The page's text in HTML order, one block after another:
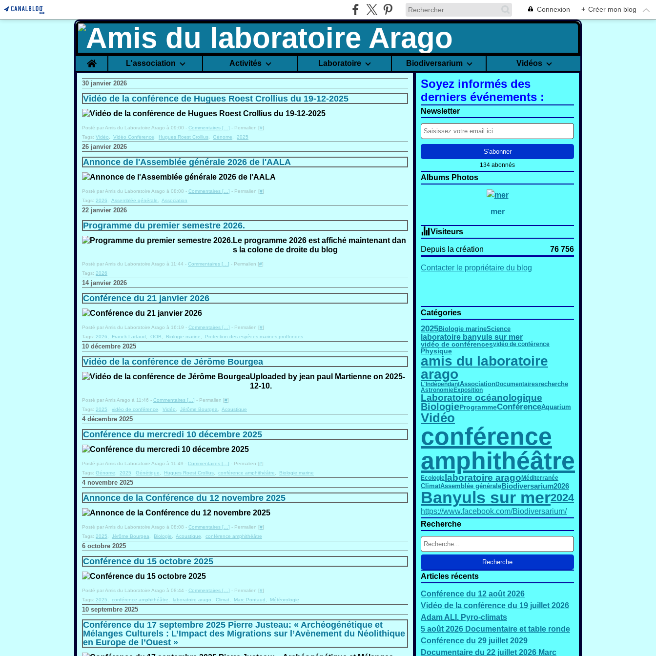
Connexion + Créer mon blog
Home L'association Activités Laboratoire Biodiversarium Vidéos
30 janvier 2026
Vidéo de la conférence de Hugues Roest Crollius du 19-12-2025
Posté par Amis du Laboratoire Arago à 09:00 - Commentaires [ ] - Permalien [#]
Tags: Vidéo Vidéo Conférence Hugues Roest Crollius Génome 2025
26 janvier 2026
Annonce de l'Assemblée générale 2026 de l'AALA
Posté par Amis du Laboratoire Arago à 08:08 - Commentaires [ ] - Permalien [#]
Tags: 2026 Assemblée générale Association
22 janvier 2026
Programme du premier semestre 2026.
Le programme 2026 est affiché maintenant dan
s la colone de droite du blog
Posté par Amis du Laboratoire Arago à 11:44 - Commentaires [ ] - Permalien [#]
Tags: 2026
14 janvier 2026
Conférence du 21 janvier 2026
Posté par Amis du Laboratoire Arago à 16:19 - Commentaires [ ] - Permalien [#]
Tags: 2026 Franck Lartaud OOB Biologie marine Protection des espèces marines proffondes
10 décembre 2025
Vidéo de la conférence de Jérôme Bourgea
Uploaded by jean paul Martienne on 2025-
12-10.
Posté par Amis Arago à 11:46 - Commentaires [ ] - Permalien [#]
Tags: 2025 vidéo de conférence Vidéo Jérôme Bourgea Acoustique
4 décembre 2025
Conférence du mercredi 10 décembre 2025
Posté par Amis du Laboratoire Arago à 11:49 - Commentaires [ ] - Permalien [#]
Tags: Génome 2025 Génétique Hugues Roest Crollius conférence amphithéâtre Biologie marine
4 novembre 2025
Annonce de la Conférence du 12 novembre 2025
Posté par Amis du Laboratoire Arago à 08:08 - Commentaires [ ] - Permalien [#]
Tags: 2025 Jérôme Bourgea Biologie Acoustique conférence amphithéâtre
6 octobre 2025
Conférence du 15 octobre 2025
Posté par Amis du Laboratoire Arago à 08:44 - Commentaires [ ] - Permalien [#]
Tags: 2025 conférence amphithéâtre laboratoire arago Climat Marc Pontaud Météorologie
10 septembre 2025
Conférence du 17 septembre 2025 Pierre Justeau: « Archéogénétique et
Mélanges Culturels : L’Impact des Migrations sur l’Avènement du Néolithique
en Europe de l’Ouest »
Soyez informés des
derniers événements :
Newsletter
134 abonnés
Albums Photos
mer
Visiteurs
Depuis la création 76 756
Contacter le propriétaire du blog
Catégories
2025Biologie marineScience
laboratoire banyuls sur mer
vidéo de conférencesvidéo de conférence
Physique
amis du laboratoire
arago
L'IndépendantAssociationDocumentairesrecherche
AstronomieExposition
Laboratoire océanologique
BiologieProgrammeConférenceAquarium
Vidéo
conférence
amphithéâtre
Ecologielaboratoire aragoMéditerranée
ClimatAssemblée généraleBiodiversarium2026
Banyuls sur mer2024
https://www.facebook.com/Biodiversarium/
Recherche
Articles récents
Conférence du 12 août 2026
Vidéo de la conférence du 19 juillet 2026
Adam ALI. Pyro-climats
5 août 2026 Documentaire et table ronde
Conférence du 29 juillet 2029
Documentaire du 22 juillet 2026 Marc